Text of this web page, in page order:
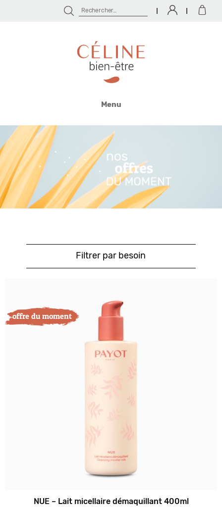
Rechercher :
Menu
Filtrer par besoin
offre du moment
NUE – Lait micellaire démaquillant 400ml